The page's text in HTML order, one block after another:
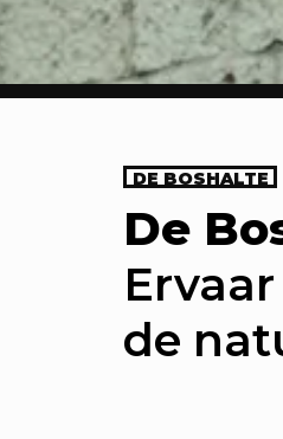
Maak
maken
Met foto-
een
DE BOSHALTE
De
de